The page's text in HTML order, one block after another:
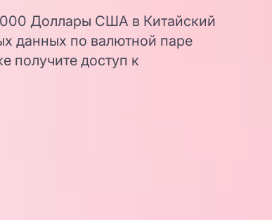
Доллары США в Китайский
данных по валютной паре
получите доступ к